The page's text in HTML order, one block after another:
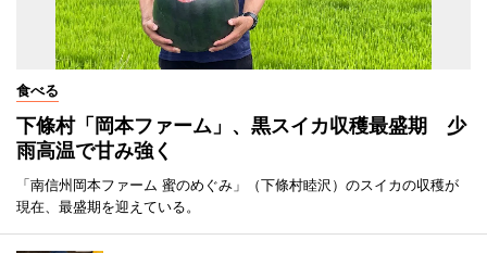
食べる
下條村「岡本ファーム」、黒スイカ収穫最盛期 少
雨高温で甘み強く
「南信州岡本ファーム 蜜のめぐみ」（下條村睦沢）のスイカの収穫が
現在、最盛期を迎えている。